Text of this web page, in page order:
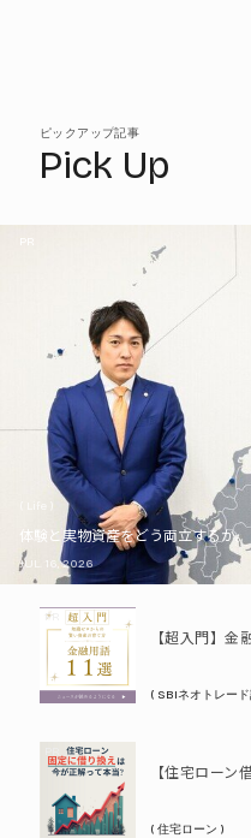
ピックアップ記事
Pick Up
PR
体験と実物資産をどう両立するか
JUL. 16, 2026
PR
( SBIネオトレー
( 住宅ローン )